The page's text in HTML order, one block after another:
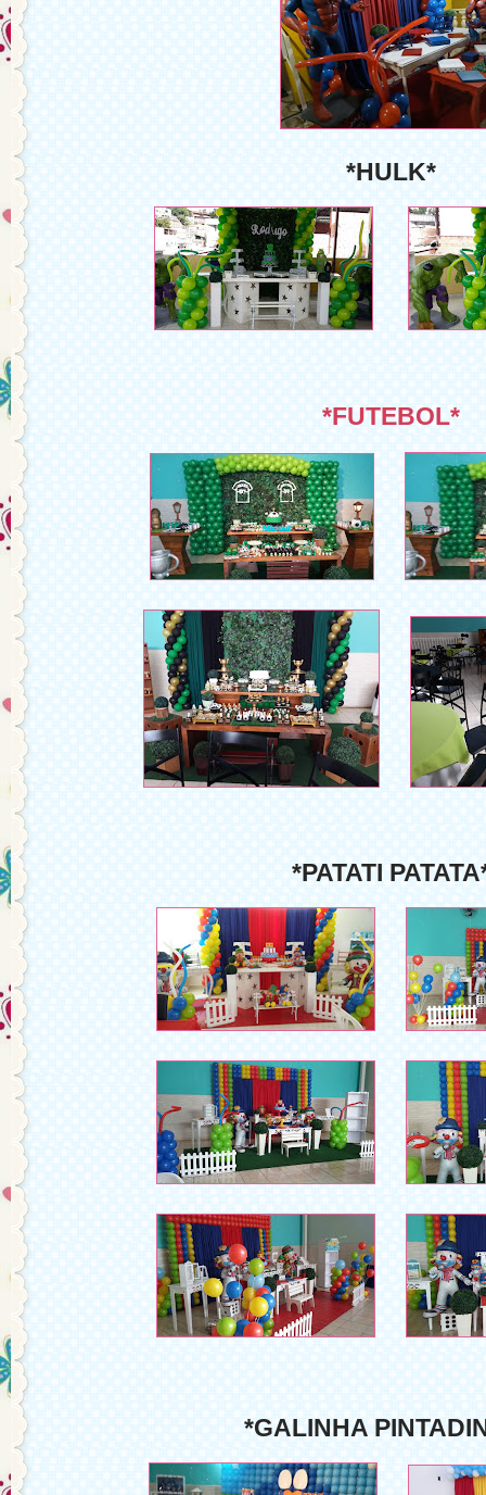
*HULK*
*FUTEBOL*
*PATATI
*GALINHA